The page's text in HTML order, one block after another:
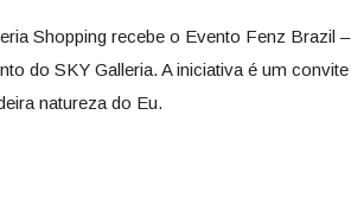
Shopping recebe o Evento Fenz Brazil –
do SKY Galleria. A iniciativa é um convite
natureza do Eu.